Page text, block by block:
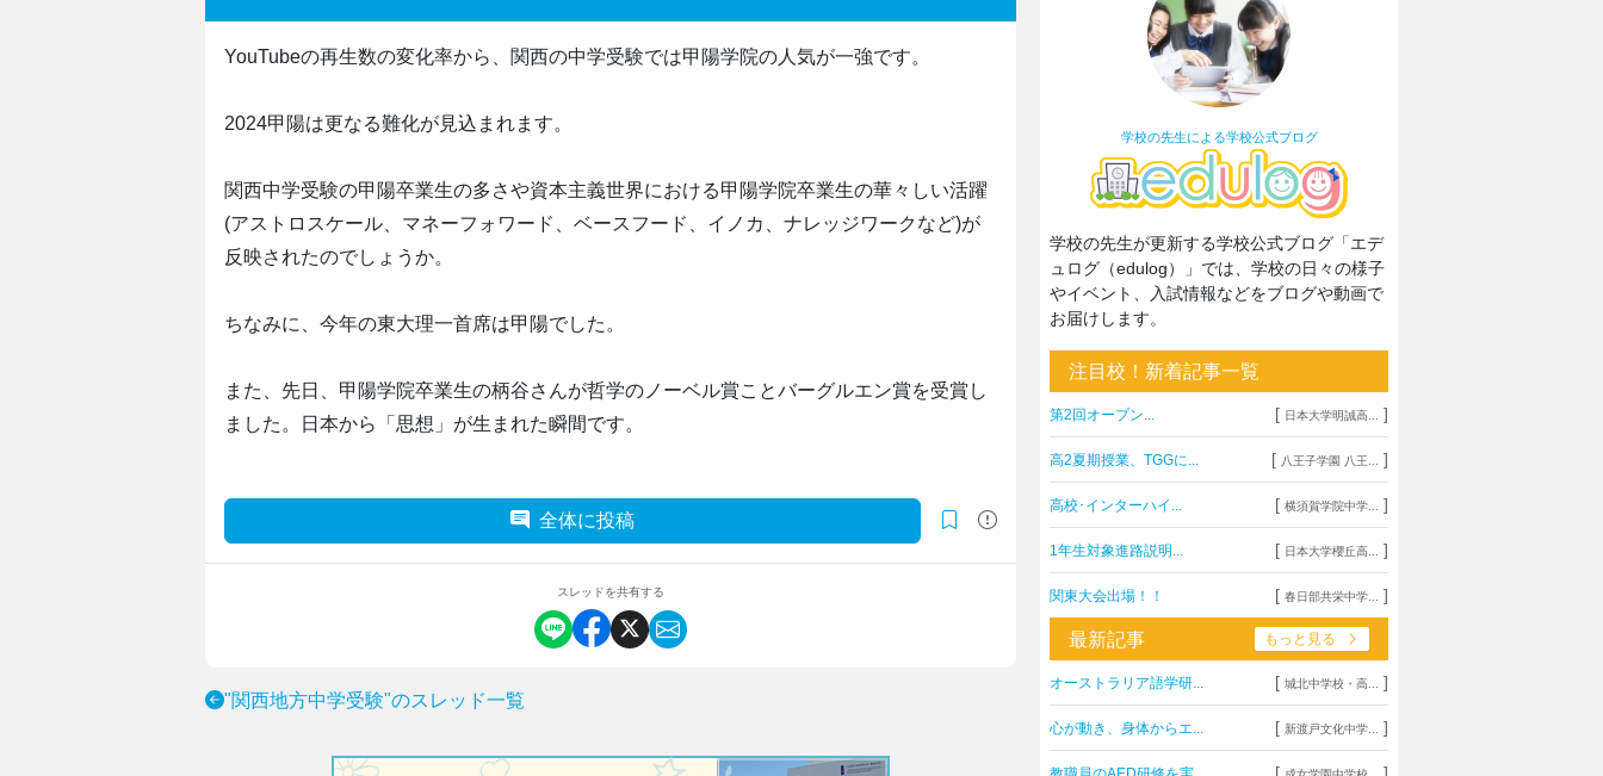
YouTubeの再生数の変化率から、関西の中学受験では甲陽学院の人気が一強です。
2024甲陽は更なる難化が見込まれます。
関西中学受験の甲陽卒業生の多さや資本主義世界における甲陽学院卒業生の華々しい活躍
(アストロスケール、マネーフォワード、ベースフード、イノカ、ナレッジワークなど)が
反映されたのでしょうか。
ちなみに、今年の東大理一首席は甲陽でした。
また、先日、甲陽学院卒業生の柄谷さんが哲学のノーベル賞ことバーグルエン賞を受賞し
ました。日本から「思想」が生まれた瞬間です。
全体に投稿
スレッドを共有する
"関西地方中学受験"のスレッド一覧
学校の先生による学校公式ブログ
学校の先生が更新する学校公式ブログ「エデ
ュログ（edulog）」では、学校の日々の様子
やイベント、入試情報などをブログや動画で
お届けします。
注目校！新着記事一覧
第2回オープン... [ 日本大学明誠高... ]
高2夏期授業、TGGに... [ 八王子学園 八王... ]
高校･インターハイ... [ 横須賀学院中学... ]
1年生対象進路説明... [ 日本大学櫻丘高... ]
関東大会出場！！ [ 春日部共栄中学... ]
最新記事 もっと見る
オーストラリア語学研... [ 城北中学校・高... ]
心が動き、身体からエ... [ 新渡戸文化中学... ]